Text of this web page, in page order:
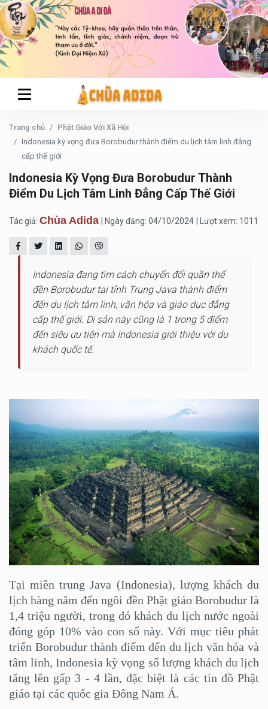
Trang chủ
Phật Giáo Với Xã Hội
Indonesia kỳ vọng đưa Borobudur thành điểm du lịch tâm linh đẳng
cấp thế giới
Indonesia Kỳ Vọng Đưa Borobudur Thành
Điểm Du Lịch Tâm Linh Đẳng Cấp Thế Giới
Tác giả: Chùa Adida | Ngày đăng: 04/10/2024 | Lượt xem: 1011
Indonesia đang tìm cách chuyển đổi quần thể
đền Borobudur tại tỉnh Trung Java thành điểm
đến du lịch tâm linh, văn hóa và giáo dục đẳng
cấp thế giới. Di sản này cũng là 1 trong 5 điểm
đến siêu ưu tiên mà Indonesia giới thiệu với du
khách quốc tế.
Tại miền trung Java (Indonesia), lượng khách du
lịch hàng năm đến ngôi đền Phật giáo Borobudur là
1,4 triệu người, trong đó khách du lịch nước ngoài
đóng góp 10% vào con số này. Với mục tiêu phát
triển Borobudur thành điểm đến du lịch văn hóa và
tâm linh, Indonesia kỳ vọng số lượng khách du lịch
tăng lên gấp 3 - 4 lần, đặc biệt là các tín đồ Phật
giáo tại các quốc gia Đông Nam Á.